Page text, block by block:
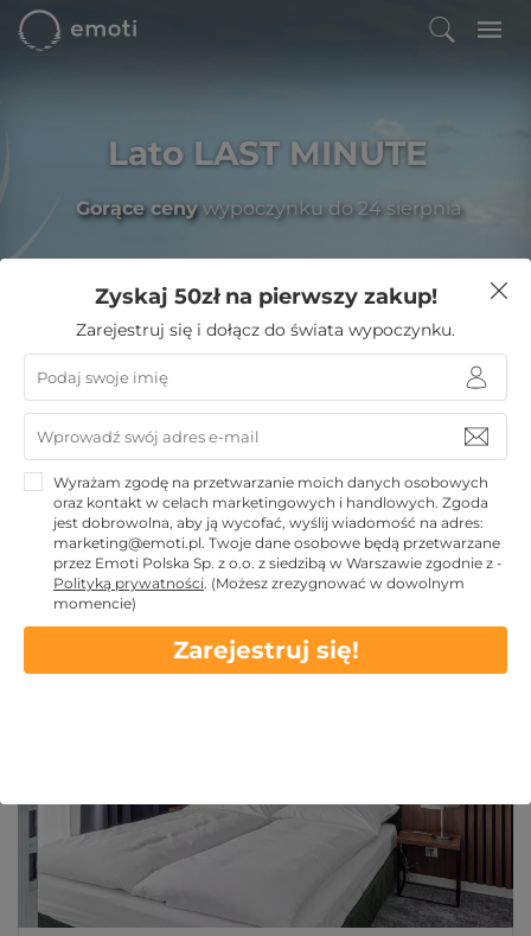
Lato LAST MINUTE
Gorące cenywypoczynku do 24 sierpnia
Filtruj
Emoti » Noclegi w górach » Hotele w Zakopanem »
VacationClub Apartamenty Zakopiańskie
VacationClub Apartamenty
Zakopiańskie
Zakopane
VacationClub Apartamenty Zakopiańskie to
wyjątkowy obiekt, umożliwiający nocleg w zimowej
stolicy Polski. Wygodne luksusowe apartamenty
Obowiązuje w LATO
Zyskaj 50zł na pierwszy zakup!
Zarejestruj się i dołącz do świata wypoczynku.
Wyrażam zgodę na przetwarzanie moich danych osobowych
oraz kontakt w celach marketingowych i handlowych. Zgoda
jest dobrowolna, aby ją wycofać, wyślij wiadomość na adres:
marketing@emoti.pl. Twoje dane osobowe będą przetwarzane
przez Emoti Polska Sp. z o.o. z siedzibą w Warszawie zgodnie z -
Polityką prywatności. (Możesz zrezygnować w dowolnym
momencie)
Zarejestruj się!